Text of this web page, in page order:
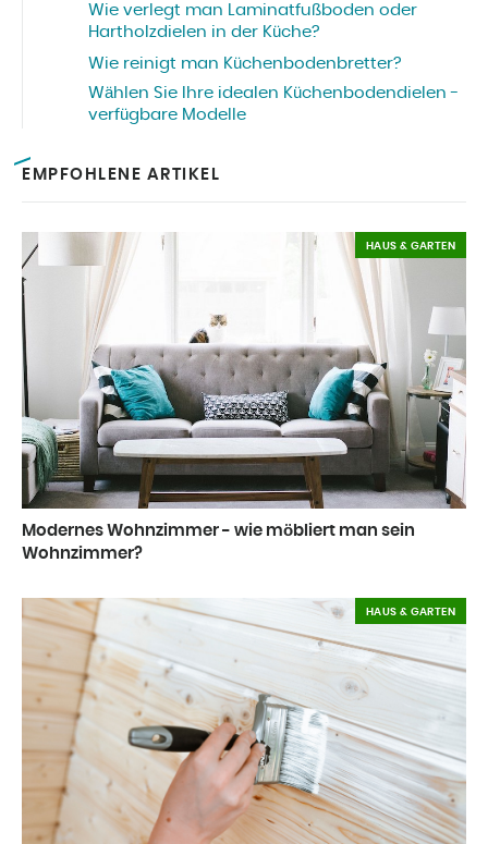
Wie verlegt man Laminatfußboden oder
Hartholzdielen in der Küche?
Wie reinigt man Küchenbodenbretter?
Wählen Sie Ihre idealen Küchenbodendielen -
verfügbare Modelle
EMPFOHLENE ARTIKEL
Modernes Wohnzimmer - wie möbliert man sein
Wohnzimmer?
HAUS & GARTEN
HAUS & GARTEN